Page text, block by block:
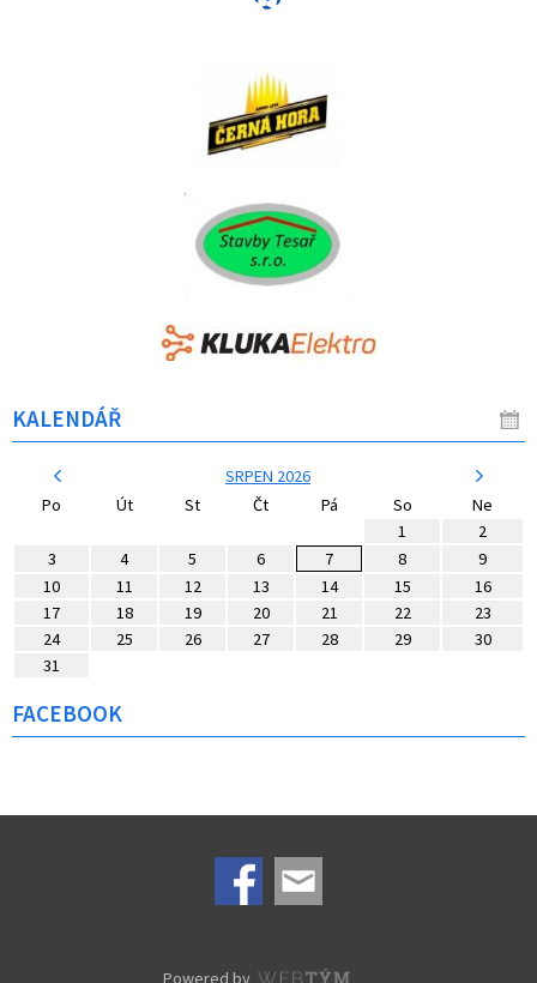
KALENDÁŘ
SRPEN 2026
Po
Út St Čt Pá So
Ne
1
2
3
4 5 6 7 8
9
10
11 12 13 14 15
16
17
18 19 20 21 22
23
24
25 26 27 28 29
30
31
FACEBOOK